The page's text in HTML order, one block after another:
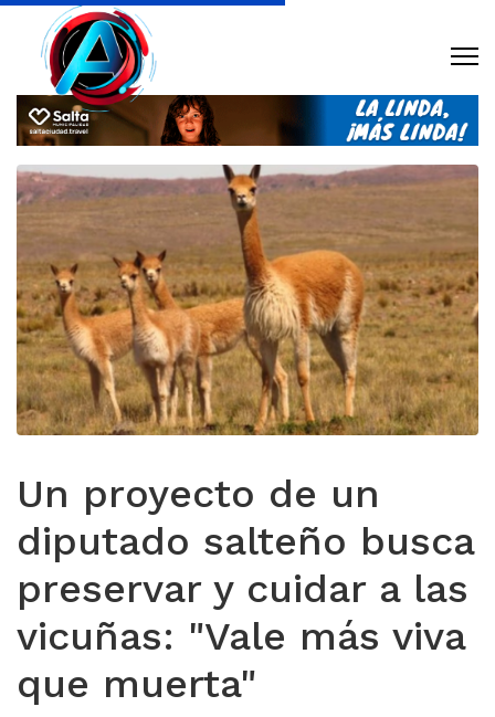
Un proyecto de un
diputado salteño busca
preservar y cuidar a las
vicuñas: "Vale más viva
que muerta"